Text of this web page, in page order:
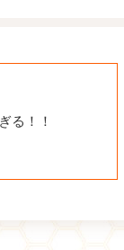
る！！